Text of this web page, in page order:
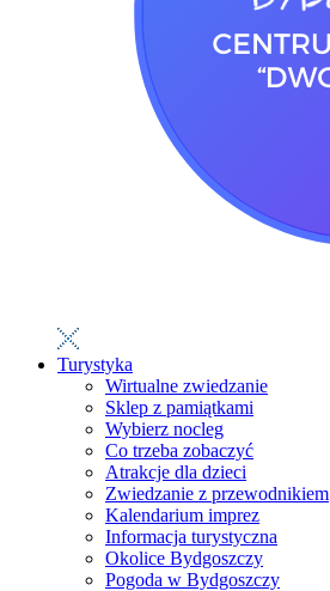
Turystyka
Wirtualne zwiedzanie
Sklep z pamiątkami
Wybierz nocleg
Co trzeba zobaczyć
Atrakcje dla dzieci
Zwiedzanie z przewodnikiem
Kalendarium imprez
Informacja turystyczna
Okolice Bydgoszczy
Pogoda w Bydgoszczy